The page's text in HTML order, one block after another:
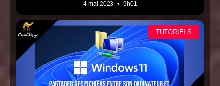
4 mai 2023 9h01
TUTORIELS